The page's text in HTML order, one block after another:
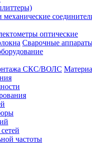
оптические
Сварочные
частоты